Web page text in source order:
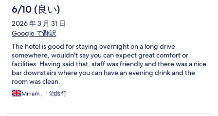
6/10 (良い)
2026 年 3 月 31 日
Google で翻訳
The hotel is good for staying overnight on a long drive
somewhere, wouldn't say you can expect great comfort or
facilities. Having said that, staff was friendly and there was a nice
bar downstairs where you can have an evening drink and the
room was clean.
Miriam、1 泊旅行